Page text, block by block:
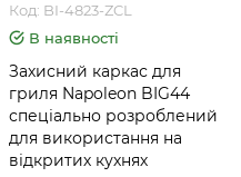
Код: BI-4823-ZCL
В наявності
Захисний каркас для
гриля Napoleon BIG44
спеціально розроблений
для використання на
відкритих кухнях